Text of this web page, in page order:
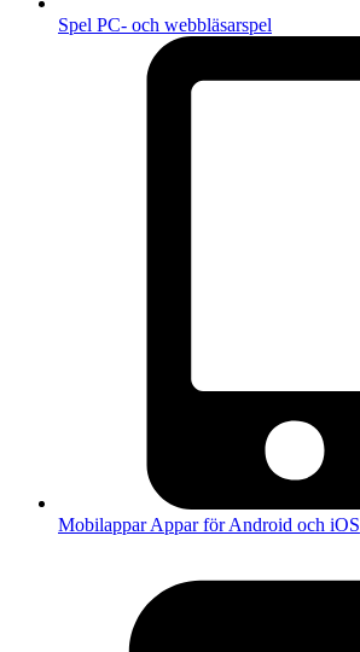
Spel PC- och webbläsarspel
MobilapparAppar för Android och iOS